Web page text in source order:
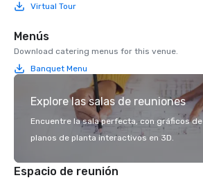
Virtual Tour
Menús
Download catering menus for this venue.
Banquet Menu
Explore las salas de reuniones
Encuentre la sala perfecta, con gráficos
planos de planta interactivos en 3D.
Espacio de reunión